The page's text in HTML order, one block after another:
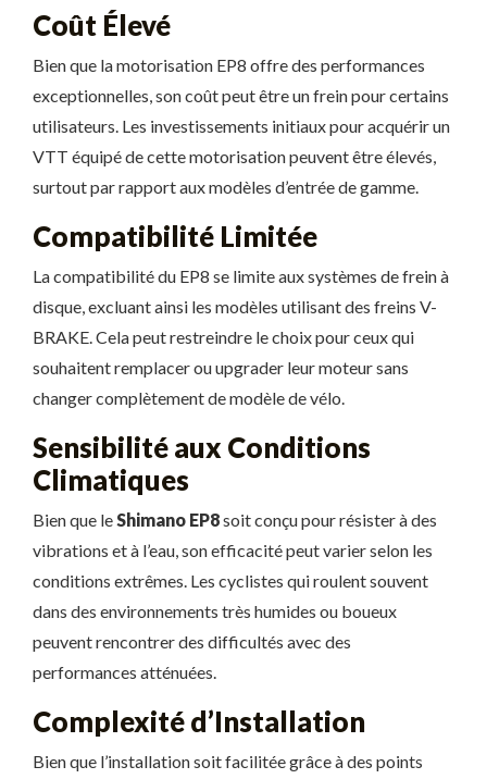
Coût Élevé
Bien que la motorisation EP8 offre des performances
exceptionnelles, son coût peut être un frein pour certains
utilisateurs. Les investissements initiaux pour acquérir un
VTT équipé de cette motorisation peuvent être élevés,
surtout par rapport aux modèles d’entrée de gamme.
Compatibilité Limitée
La compatibilité du EP8 se limite aux systèmes de frein à
disque, excluant ainsi les modèles utilisant des freins V-
BRAKE. Cela peut restreindre le choix pour ceux qui
souhaitent remplacer ou upgrader leur moteur sans
changer complètement de modèle de vélo.
Sensibilité aux Conditions
Climatiques
Bien que le Shimano EP8soit conçu pour résister à des
vibrations et à l’eau, son efficacité peut varier selon les
conditions extrêmes. Les cyclistes qui roulent souvent
dans des environnements très humides ou boueux
peuvent rencontrer des difficultés avec des
performances atténuées.
Complexité d’Installation
Bien que l’installation soit facilitée grâce à des points